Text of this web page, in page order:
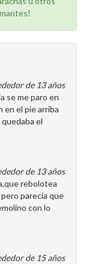
de 13 años
se me paro en
en el pie arriba
el
de 13 años
rebolotea
parecia que
con lo
de 15 años